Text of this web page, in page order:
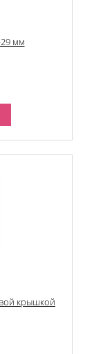
мм
крышкой